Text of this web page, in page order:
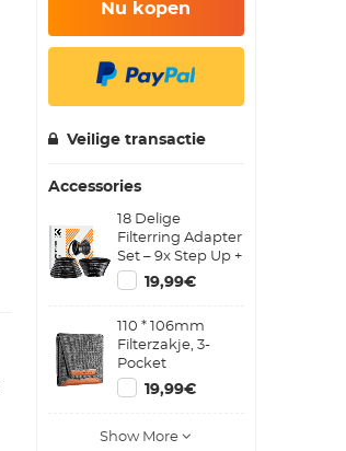
Nu kopen
Veilige transactie
Accessories
18 Delige
Filterring Adapter
Set – 9x Step Up +
9x Step Down
Metalen
Ringen
19,99€
110 * 106mm
Filterzakje, 3-
Pocket
Filterkoffer,
Maximale Grootte
82mm (Inclusief
19,99€
Show More